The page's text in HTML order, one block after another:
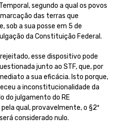
segundo a qual os povos
das terras que
sob a sua posse em 5 de
da Constituição Federal.
esse dispositivo pode
junto ao STF, que, por
a sua eficácia. Isto porque,
a inconstitucionalidade da
do julgamento do RE
qual, provavelmente, o §2º
considerado nulo.